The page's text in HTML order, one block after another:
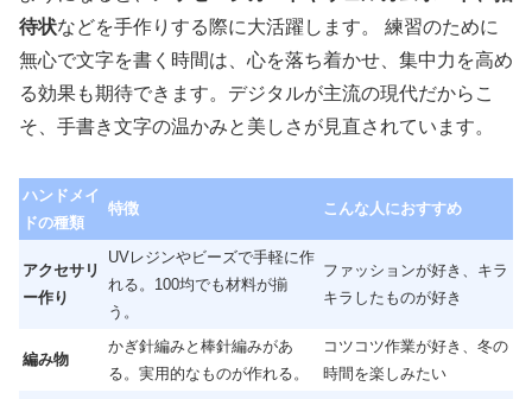
待状などを手作りする際に大活躍します。 練習のために
無心で文字を書く時間は、心を落ち着かせ、集中力を高め
る効果も期待できます。デジタルが主流の現代だからこ
そ、手書き文字の温かみと美しさが見直されています。
ハンドメイ
ドの種類
特徴 こんな人におすすめ
アクセサリ
ー作り
UVレジンやビーズで手軽に作
れる。100均でも材料が揃
う。
ファッションが好き、キラ
キラしたものが好き
編み物
かぎ針編みと棒針編みがあ
る。実用的なものが作れる。
コツコツ作業が好き、冬の
時間を楽しみたい